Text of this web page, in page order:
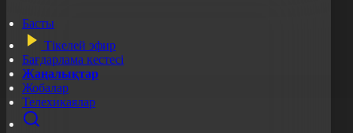
Басты
Тікелей эфир
Бағдарлама кестесі
Жаңалықтар
Жобалар
Телехикаялар